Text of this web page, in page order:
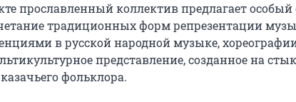
прославленный коллектив предлагает
традиционных форм репрезентации
в русской народной музыке,
представление, созданное на
фольклора.